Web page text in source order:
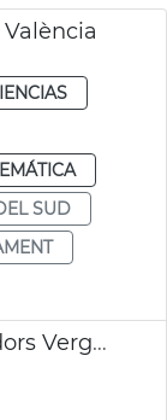
SUD
Remodelación parque Portadors Verge Pinedo